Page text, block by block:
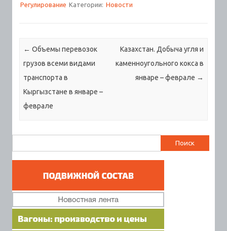
Регулирование Категории: Новости
Навигация по записям
← Объемы перевозок
грузов всеми видами
транспорта в
Кыргызстане в январе –
феврале
Казахстан. Добыча угля и
каменноугольного кокса в
январе – феврале →